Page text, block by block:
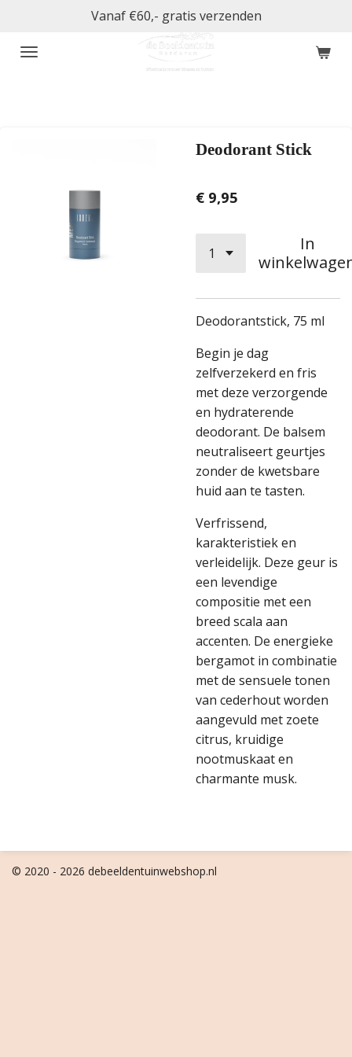
naar
Vanaf €60,- gratis verzenden
Deodorant Stick
€ 9,95
In
Deodorantstick, 75 ml
Begin je dag
zelfverzekerd en fris
met deze verzorgende
en hydraterende
deodorant. De balsem
neutraliseert geurtjes
zonder de kwetsbare
huid aan te tasten.
Verfrissend,
karakteristiek en
verleidelijk. Deze geur is
een levendige
compositie met een
breed scala aan
accenten. De energieke
bergamot in combinatie
met de sensuele tonen
van cederhout worden
aangevuld met zoete
citrus, kruidige
nootmuskaat en
charmante musk.
© 2020 - 2026 debeeldentuinwebshop.nl